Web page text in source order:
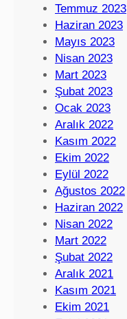
Temmuz 2023
Haziran 2023
Mayıs 2023
Nisan 2023
Mart 2023
Şubat 2023
Ocak 2023
Aralık 2022
Kasım 2022
Ekim 2022
Eylül 2022
Ağustos 2022
Haziran 2022
Nisan 2022
Mart 2022
Şubat 2022
Aralık 2021
Kasım 2021
Ekim 2021